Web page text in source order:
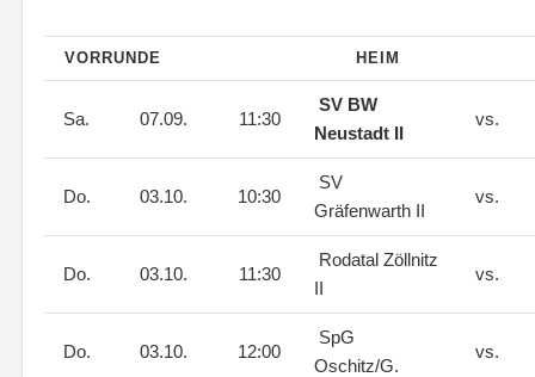
VORRUNDE HEIM
Sa. 07.09. 11:30
SV BW
Neustadt II
vs.
Do. 03.10. 10:30
SV
Gräfenwarth II
vs.
Do. 03.10. 11:30
Rodatal Zöllnitz
II
vs.
Do. 03.10. 12:00
SpG
Oschitz/G.
vs.